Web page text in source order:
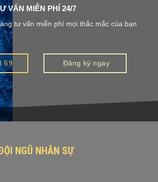
VẤN MIỄN PHÍ 24/7
tư vấn miễn phí mọi thắc mắc của bạn
69 Đăng ký ngay
NGŨ NHÂN SỰ